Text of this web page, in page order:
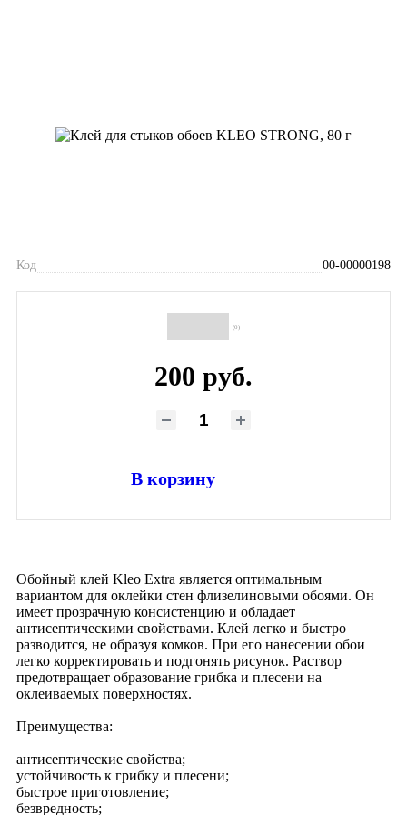
Код 00-00000198
(0)
200 руб.
В корзину
Обойный клей Kleo Extra является оптимальным
вариантом для оклейки стен флизелиновыми обоями. Он
имеет прозрачную консистенцию и обладает
антисептическими свойствами. Клей легко и быстро
разводится, не образуя комков. При его нанесении обои
легко корректировать и подгонять рисунок. Раствор
предотвращает образование грибка и плесени на
оклеиваемых поверхностях.
Преимущества:
антисептические свойства;
устойчивость к грибку и плесени;
быстрое приготовление;
безвредность;